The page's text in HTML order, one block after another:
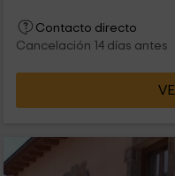
Contacto directo
Cancelación 14 días antes